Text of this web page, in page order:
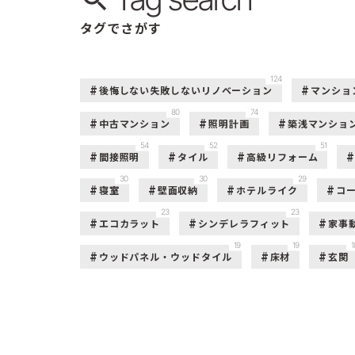
タグでさがす
後悔しない失敗しないリノベーション
124
マンショ
中古マンション
80
照明計画
74
築浅マンショ
間接照明
54
タイル
52
高級リフォーム
51
寝室
30
壁面収納
30
ホテルライク
29
コ
エコカラット
23
シンデレラフィット
23
家事
ウッドパネル・ウッドタイル
19
床材
19
玄関